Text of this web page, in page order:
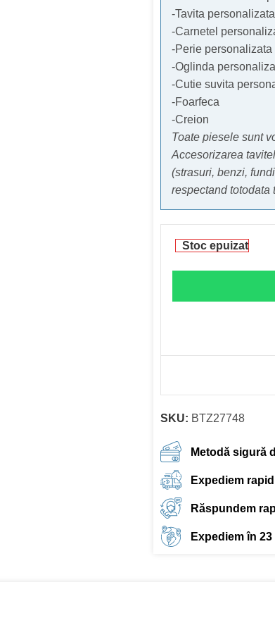
-Tavita
-Carnetel
-Perie personalizata
-Oglinda
-Cutie suvita
-Foarfeca
-Creion
Toate piesele sunt
Accesorizarea
(strasuri, benzi,
respectand totodata
Stoc epuizat
SKU: BTZ27748
Metodă sigură
Expediem
Răspundem
Expediem în